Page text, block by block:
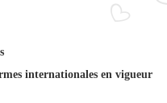
internationales en vigueur